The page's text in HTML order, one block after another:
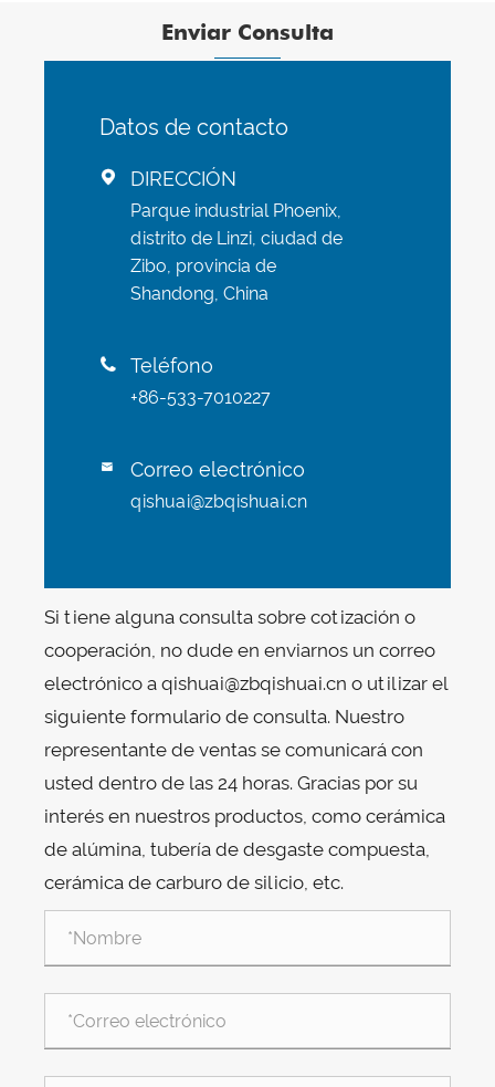
Enviar Consulta
Datos de contacto
 DIRECCIÓN
Parque industrial Phoenix,
distrito de Linzi, ciudad de
Zibo, provincia de
Shandong, China
 Teléfono
+86-533-7010227
 Correo electrónico
qishuai@zbqishuai.cn
Si tiene alguna consulta sobre cotización o
cooperación, no dude en enviarnos un correo
electrónico a qishuai@zbqishuai.cn o utilizar el
siguiente formulario de consulta. Nuestro
representante de ventas se comunicará con
usted dentro de las 24 horas. Gracias por su
interés en nuestros productos, como cerámica
de alúmina, tubería de desgaste compuesta,
cerámica de carburo de silicio, etc.